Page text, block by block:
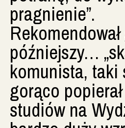
pragnienie”.
późniejszy…
komunista, taki
gorąco
studiów na